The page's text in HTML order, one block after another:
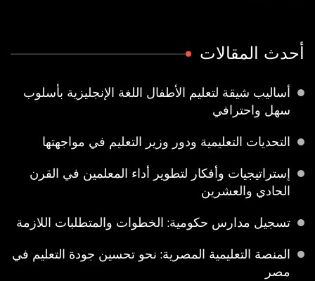
أحدث المقالات
أساليب شيقة لتعليم الأطفال اللغة الإنجليزية بأسلوب
سهل واحترافي
التحديات التعليمية ودور وزير التعليم في مواجهتها
إستراتيجيات وأفكار لتطوير أداء المعلمين في القرن
الحادي والعشرين
تسجيل مدارس حكومية: الخطوات والمتطلبات اللازمة
المنصة التعليمية المصرية: نحو تحسين جودة التعليم في
مصر